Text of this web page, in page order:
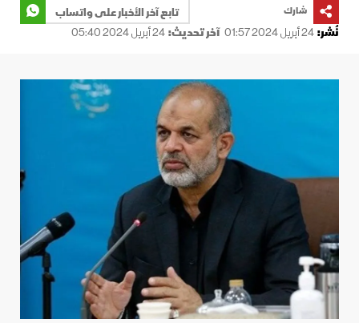
شارك
تابع آخر الأخبار على واتساب
نُشر:24 أبريل 2024 01:57 آخر تحديث:24 أبريل 2024 05:40